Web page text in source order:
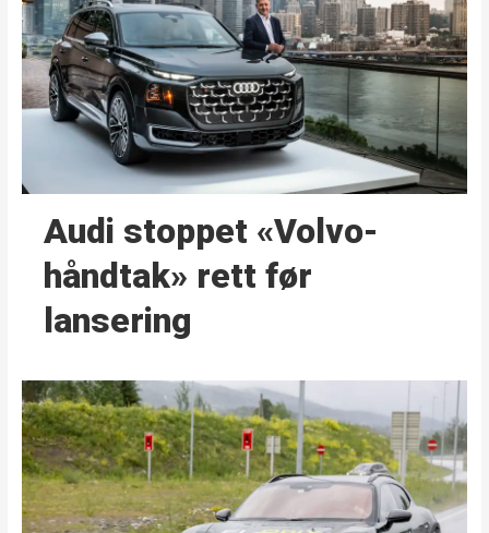
Audi stoppet «Volvo-
håndtak» rett før
lansering